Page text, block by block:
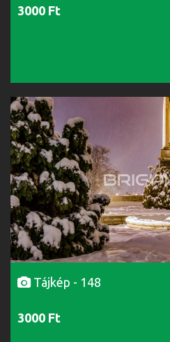
3000 Ft
Tájkép - 148
3000 Ft